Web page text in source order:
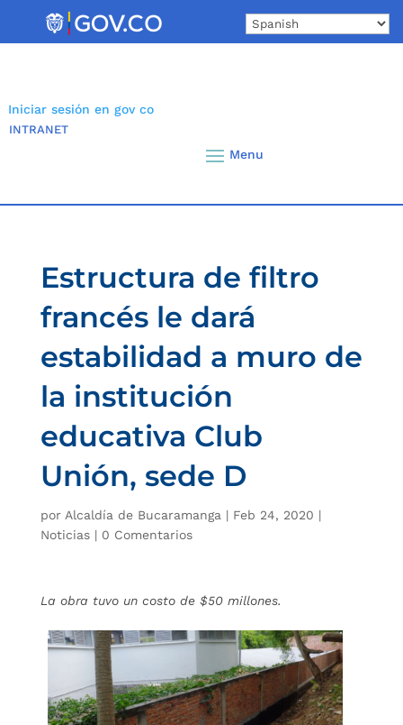
Iniciar sesión en gov co
INTRANET
Estructura de filtro
francés le dará
estabilidad a muro de
la institución
educativa Club
Unión, sede D
por Alcaldía de Bucaramanga | Feb 24, 2020 |
Noticias| 0 Comentarios
La obra tuvo un costo de $50 millones.